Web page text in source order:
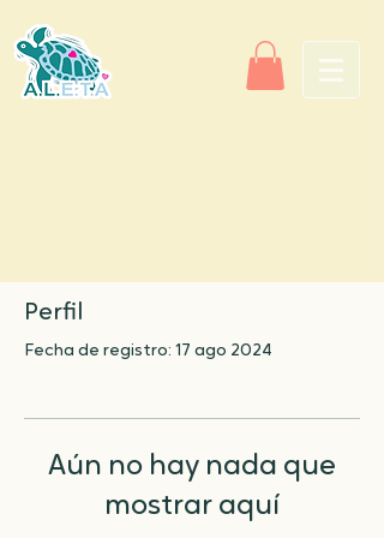
Perfil
Fecha de registro: 17 ago 2024
Aún no hay nada que
mostrar aquí